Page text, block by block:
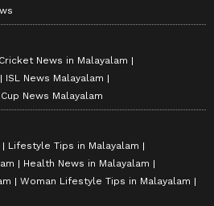
Cricket News in Malayalam
ISL News Malayalam
News Malayalam
Lifestyle Tips in Malayalam
Health News in Malayalam
Woman Lifestyle Tips in Malayalam